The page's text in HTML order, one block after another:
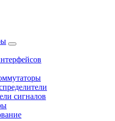
сигналов